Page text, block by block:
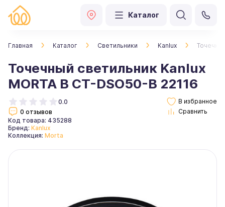
Каталог
Главная Каталог Светильники Kanlux
Точечный светильник Kanlux
MORTA B CT-DSO50-B 22116
0.0
0 отзывов
Код товара: 435288
Бренд: Kanlux
Коллекция: Morta